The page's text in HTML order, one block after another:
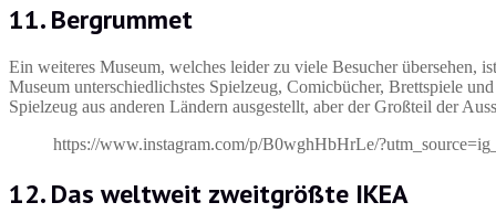
11. Bergrummet
Ein weiteres Museum, welches leider zu viele Besucher übersehen,
Museum unterschiedlichstes Spielzeug, Comicbücher, Brettspiele
Spielzeug aus anderen Ländern ausgestellt, aber der Großteil der
https://www.instagram.com/p/B0wghHbHrLe/
12. Das weltweit zweitgrößte IKEA